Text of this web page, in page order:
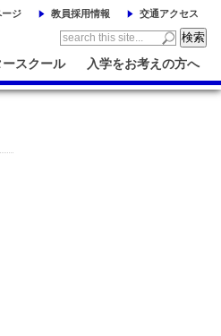
ージ 教員採用情報 交通アクセス
ースクール 入学をお考えの方へ